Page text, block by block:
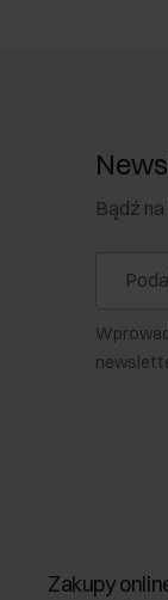
Bądź
Zakupy